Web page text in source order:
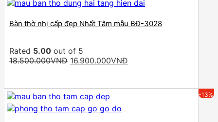
Bàn thờ nhị cấp đẹp Nhất Tâm mẫu BĐ-3028
Rated 5.00 out of 5
18.500.000VNĐ Original
18.500.000VNĐ.
16.900.000VNĐ
16.900.000VNĐ.
-13%